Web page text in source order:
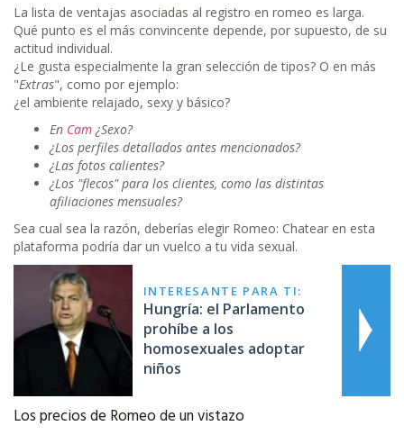
La lista de ventajas asociadas al registro en romeo es larga.
Qué punto es el más convincente depende, por supuesto, de su
actitud individual.
¿Le gusta especialmente la gran selección de tipos? O en más
"Extras", como por ejemplo:
¿el ambiente relajado, sexy y básico?
En Cam ¿Sexo?
¿Los perfiles detallados antes mencionados?
¿Las fotos calientes?
¿Los "flecos" para los clientes, como las distintas
afiliaciones mensuales?
Sea cual sea la razón, deberías elegir Romeo: Chatear en esta
plataforma podría dar un vuelco a tu vida sexual.
INTERESANTE PARA TI:
Hungría: el Parlamento
prohíbe a los
homosexuales adoptar
niños
Los precios de Romeo de un vistazo